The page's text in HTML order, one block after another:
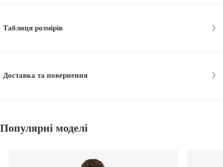
Таблиця розмірів
Доставка та повернення
Популярні моделі